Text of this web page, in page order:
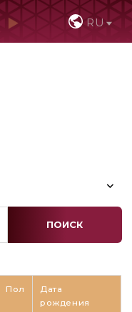
RU
ПОИСК
Пол
Дата
рождения